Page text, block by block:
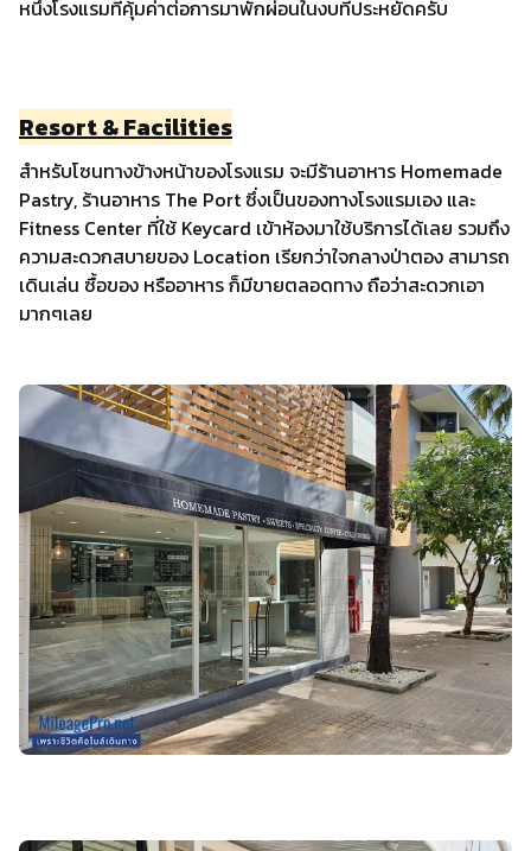
หนึ่งโรงแรมที่คุ้มค่าต่อการมาพักผ่อนในงบที่ประหยัดครับ
Resort & Facilities
สำหรับโซนทางข้างหน้าของโรงแรม จะมีร้านอาหาร Homemade
Pastry, ร้านอาหาร The Port ซึ่งเป็นของทางโรงแรมเอง และ
Fitness Center ที่ใช้ Keycard เข้าห้องมาใช้บริการได้เลย รวมถึง
ความสะดวกสบายของ Location เรียกว่าใจกลางป่าตอง สามารถ
เดินเล่น ซื้อของ หรืออาหาร ก็มีขายตลอดทาง ถือว่าสะดวกเอา
มากๆเลย